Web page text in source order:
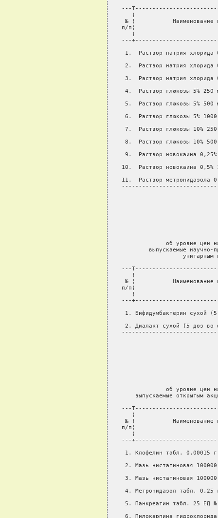
---
¦
№ ¦           Наименование
п/п¦
¦
---
1.  Раствор натрия
2.  Раствор натрия
3.  Раствор натрия
4.  Раствор глюкозы
5.  Раствор глюкозы
6.  Раствор глюкозы
7.  Раствор глюкозы
8.  Раствор глюкозы
9.  Раствор новокаина
10.  Раствор новокаина
11.  Раствор
об уровне цен
выпускаемые научно-
унитарным
---
¦
№ ¦           Наименование
п/п¦
¦
---
1. Бифидумбактерин
2. Диалакт сухой (5
об уровне цен
выпускаемые открытым
---
¦
№ ¦           Наименование
п/п¦
¦
---
1. Клофелин табл.
2. Мазь нистатиновая
3. Мазь нистатиновая
4. Метронидазол
5. Панкреатин табл.
6. Пилокарпина